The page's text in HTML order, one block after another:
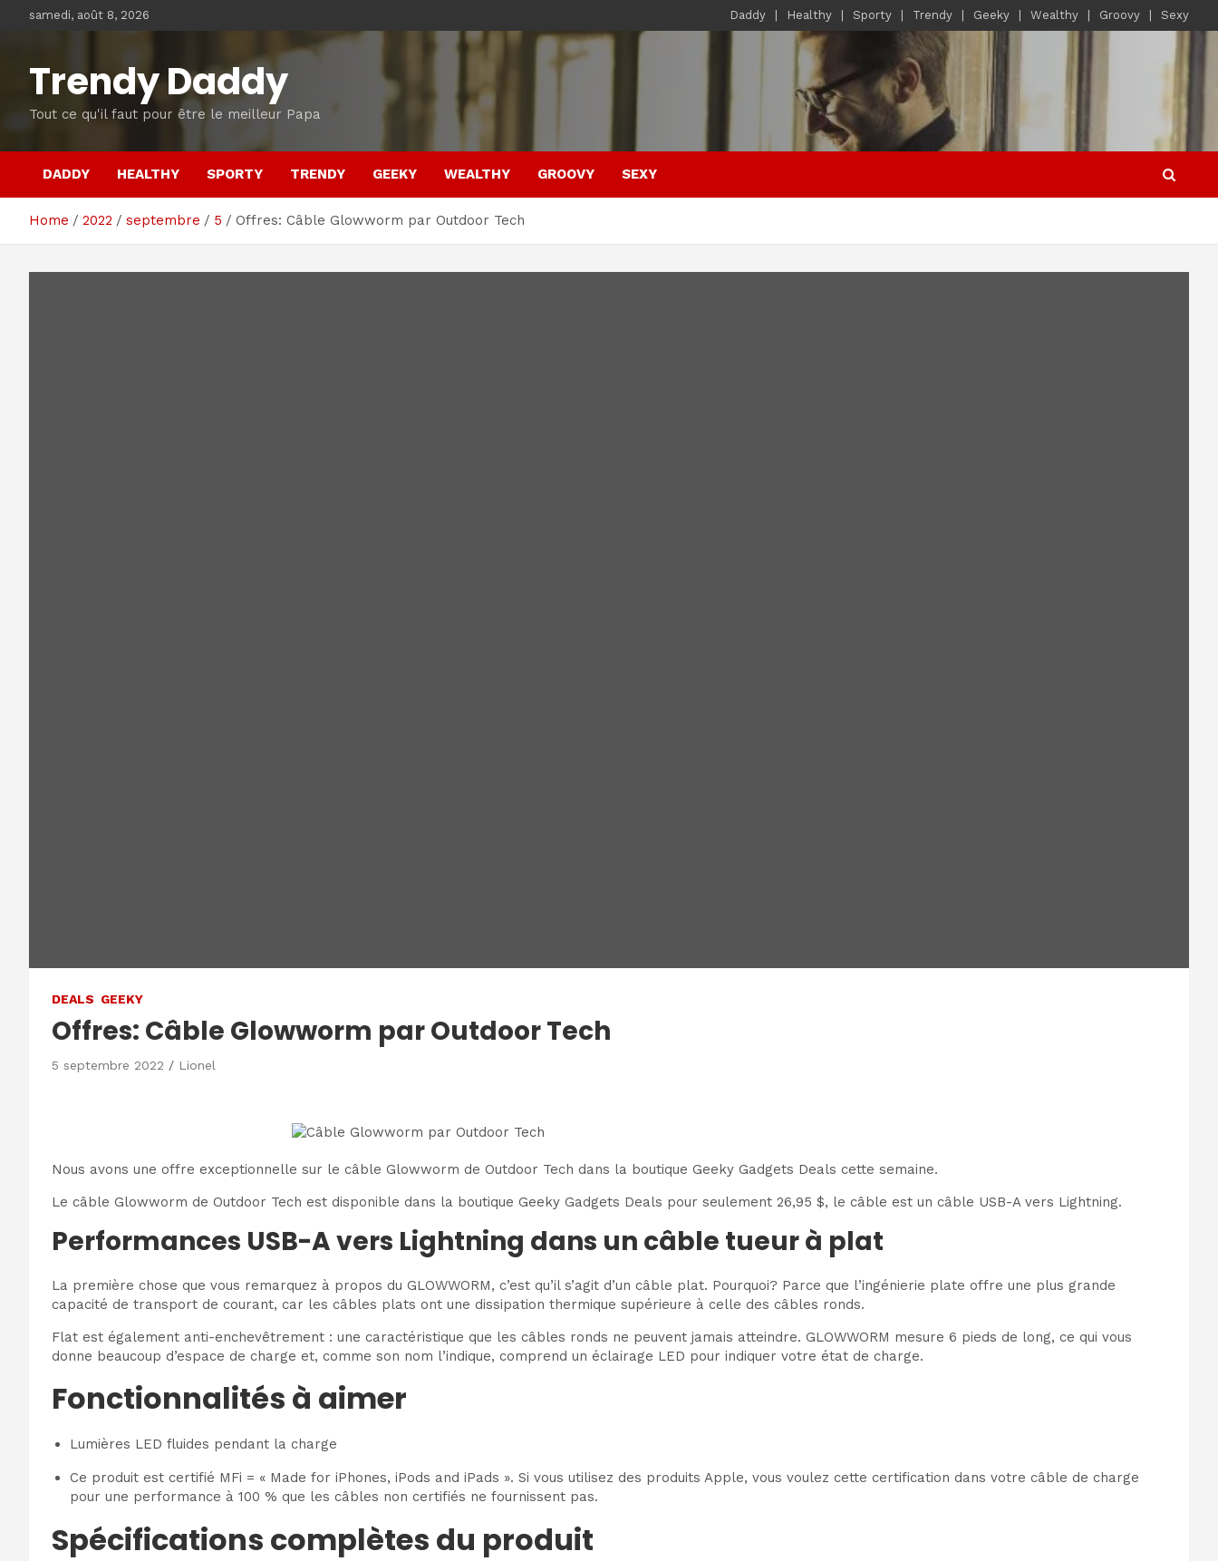
samedi, août 8, 2026 Daddy Healthy Sporty Trendy Geeky Wealthy Groovy Sexy
Trendy Daddy
Tout ce qu'il faut pour être le meilleur Papa
DADDY HEALTHY SPORTY TRENDY GEEKY WEALTHY GROOVY SEXY
Home 2022 septembre 5 Offres: Câble Glowworm par Outdoor Tech
DEALS GEEKY
Offres: Câble Glowworm par Outdoor Tech
5 septembre 2022 Lionel
Nous avons une offre exceptionnelle sur le câble Glowworm de Outdoor Tech dans la boutique Geeky Gadgets Deals cette semaine.
Le câble Glowworm de Outdoor Tech est disponible dans la boutique Geeky Gadgets Deals pour seulement 26,95 $, le câble est un câble USB-A vers Lightning.
Performances USB-A vers Lightning dans un câble tueur à plat
La première chose que vous remarquez à propos du GLOWWORM, c’est qu’il s’agit d’un câble plat. Pourquoi? Parce que l’ingénierie plate offre une plus grande
capacité de transport de courant, car les câbles plats ont une dissipation thermique supérieure à celle des câbles ronds.
Flat est également anti-enchevêtrement : une caractéristique que les câbles ronds ne peuvent jamais atteindre. GLOWWORM mesure 6 pieds de long, ce qui vous
donne beaucoup d’espace de charge et, comme son nom l’indique, comprend un éclairage LED pour indiquer votre état de charge.
Fonctionnalités à aimer
Lumières LED fluides pendant la charge
Ce produit est certifié MFi = « Made for iPhones, iPods and iPads ». Si vous utilisez des produits Apple, vous voulez cette certification dans votre câble de charge
pour une performance à 100 % que les câbles non certifiés ne fournissent pas.
Spécifications complètes du produit